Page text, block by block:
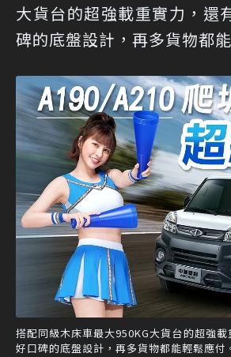
大貨台的超強載重實力，還
碑的底盤設計，再多貨物都
搭配同級木床車最大950KG大貨台的超強
好口碑的底盤設計，再多貨物都能輕鬆應付